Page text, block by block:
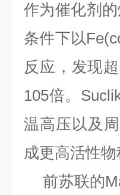
作为催化剂的
条件下以
反应，发现
105倍。
温高压以及
成更高活性物
前苏联的